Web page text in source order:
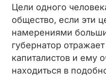
Цели одного
общество, если эти
намерениями
губернатор
капиталистов и ему
находиться в